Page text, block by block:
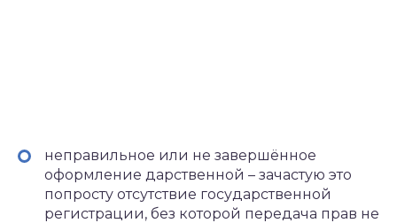
неправильное или не завершённое
оформление дарственной – зачастую это
попросту отсутствие государственной
регистрации, без которой передача прав не